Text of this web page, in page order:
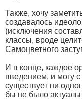
Также, хочу
создавалось
(исключения
классы, вроде
Самоцветного
И в конце, каждое
введением, и могу
существует ни
бы не было